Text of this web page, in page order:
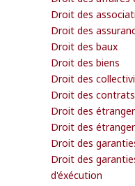
Droit des
Droit des
Droit des baux
Droit des biens
Droit des
Droit des contrats
Droit des
Droit des
Droit des
Droit des
d'éxécution